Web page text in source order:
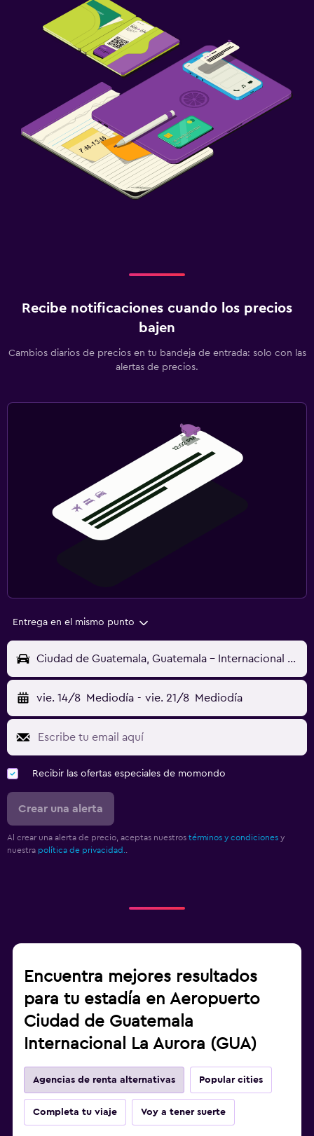
Recibe notificaciones cuando los precios
bajen
Cambios diarios de precios en tu bandeja de entrada: solo con las
alertas de precios.
Entrega en el mismo punto
Ciudad de Guatemala, Guatemala - Internacional La Aurora (GUA)
vie. 14/8 Mediodía - vie. 21/8 Mediodía
Recibir las ofertas especiales de momondo
Crear una alerta
Al crear una alerta de precio, aceptas nuestros términos y condiciones y
nuestra política de privacidad..
Encuentra mejores resultados
para tu estadía en Aeropuerto
Ciudad de Guatemala
Internacional La Aurora (GUA)
Agencias de renta alternativas Popular cities
Completa tu viaje Voy a tener suerte